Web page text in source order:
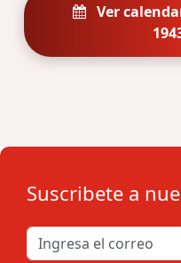
Ver
Suscribete a